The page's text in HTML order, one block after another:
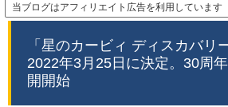
当ブログはアフィリエイト広告を利用しています
「星のカービィ ディスカバリ
2022年3月25日に決定。30周
開開始